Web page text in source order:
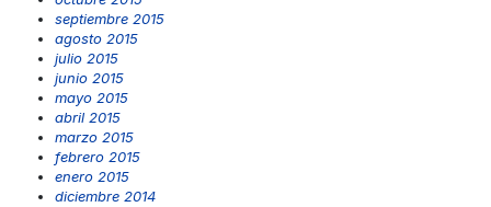
septiembre 2015
agosto 2015
julio 2015
junio 2015
mayo 2015
abril 2015
marzo 2015
febrero 2015
enero 2015
diciembre 2014